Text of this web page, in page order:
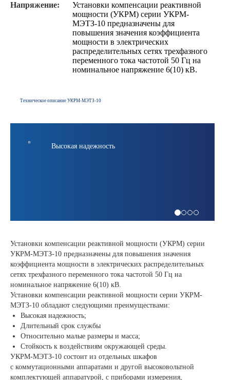
Напряжение:
Установки компенсации реактивной
мощности (УКРМ) серии УКРМ-
МЭТЗ-10 предназначены для
повышения значения коэффициента
мощности в электрических
распределительных сетях трехфазного
переменного тока частотой 50 Гц на
номинальное напряжение 6(10) кВ.
Техническое описание УКРМ-МЭТЗ-10
Высокая надежность
Установки компенсации реактивной мощности (УКРМ) серии
УКРМ-МЭТЗ-10 предназначены для повышения значения
коэффициента мощности в электрических распределительных
сетях трехфазного переменного тока частотой 50 Гц на
номинальное напряжение 6(10) кВ.
Установки компенсации реактивной мощности серии УКРМ-
МЭТЗ-10 обладают следующими преимуществами:
Высокая надежность;
Длительный срок службы
Относительно малые размеры и масса;
Стойкость к воздействиям окружающей среды.
УКРМ-МЭТЗ-10 состоит из отдельных шкафов
с коммутационными аппаратами и другой высоковольтной
комплектующей аппаратурой, с приборами измерения,